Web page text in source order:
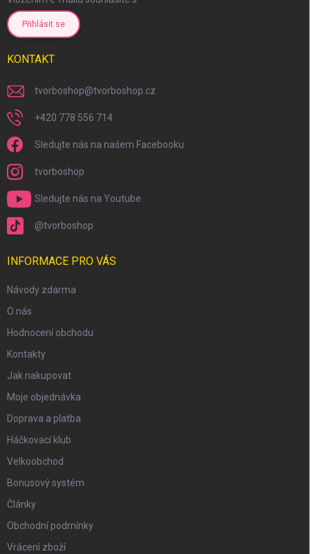
Přihlásit se
KONTAKT
tvorboshop@tvorboshop.cz
+420 778 556 714
Sledujte nás na našem Facebooku
tvorboshop
Sledujte nás na Youtube
@tvorboshop
INFORMACE PRO VÁS
Návody zdarma
O nás
Hodnocení obchodu
Kontakty
Jak nakupovat
Moje objednávka
Doprava a platba
Háčkovací klub
Velkoobchod
Bonusový systém
Články
Obchodní podmínky
Vrácení zboží